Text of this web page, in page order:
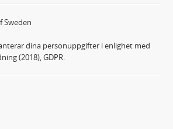
Sweden
dina personuppgifter i enlighet med
(2018), GDPR.